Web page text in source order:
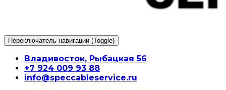
Переключатель навигации (Toggle)
Владивосток, Рыбацкая 56
+7 924 009 93 88
info@speccableservice.ru